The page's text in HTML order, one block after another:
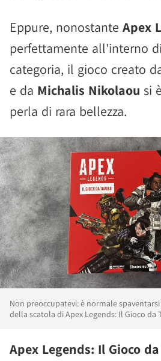
Eppure, nonostante Apex
perfettamente all'interno
categoria, il gioco creato
e da Michalis Nikolaou si
perla di rara bellezza.
Non preoccupatevi: è normale
della scatola di Apex Legends: Il Gioco da
Apex Legends: Il Gioco